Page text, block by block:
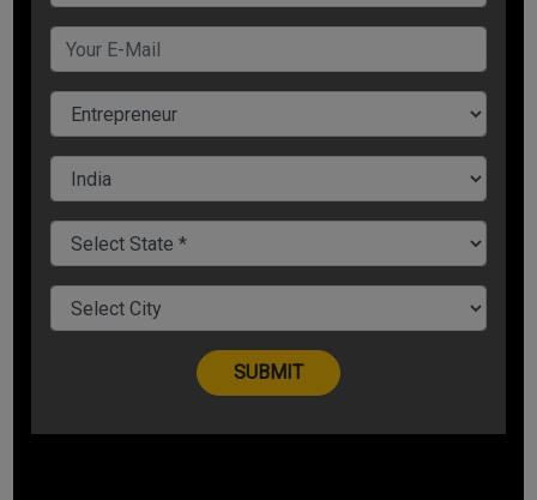
देशभर में है. ऐसे में आप कहीं भी अमूल की फ्रेंचाइजी खोल कर मोटी कमाई कर
सकते हैं. यह उन ब्रांडों में से एक है, जो देश में तेजी से विकसित हो रहे हैं. ऐसे में
इसकी फ्रेंचाइजी लेकर बड़ा कारोबार किया जा सकता है. अमूल की फ्रेंचाइजी
के लिए आपको कम से कम 2 से 5 लाख के निवेश के साथ एक अच्छे स्थान पर
कम से कम 300 वर्ग फुट एरिया की आवश्यकता होगी.
किड्जी स्कूल
से एक है. यह एशिया की सबसे बड़ी प्री-स्कूल चेन में से एक है, जिसके भारत में
700 से अधिक शहरों में 1,900 से अधिक सेंटर हैं. इसकी एक फ्रैंचाइजी
खोलने के लिए आपके पास 2000-3000 स्क्वायर फीट का मिनिमम फ्लोर स्पेस
होना चाहिए. इस ब्रांड को 2015 में टॉप 100 फ्रैंचाइजी अपॉर्चुनिटीस में शामिल
किया गया और साल 2018 के लीडिंग प्रीस्कूल ब्रांड के रूप में सम्मानित किया